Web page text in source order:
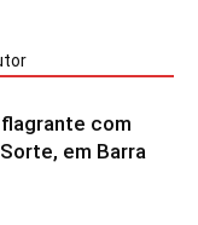
com
em Barra